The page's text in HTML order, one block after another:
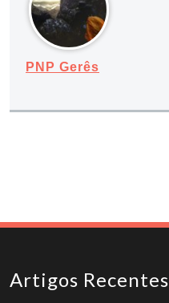
PNP Gerês
Artigos Recentes